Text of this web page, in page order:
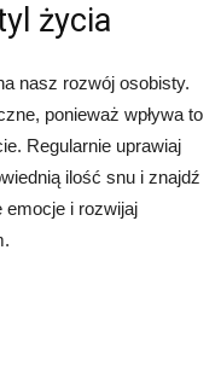
życia
nasz rozwój osobisty.
ponieważ wpływa to
Regularnie uprawiaj
ilość snu i znajdź
emocje i rozwijaj